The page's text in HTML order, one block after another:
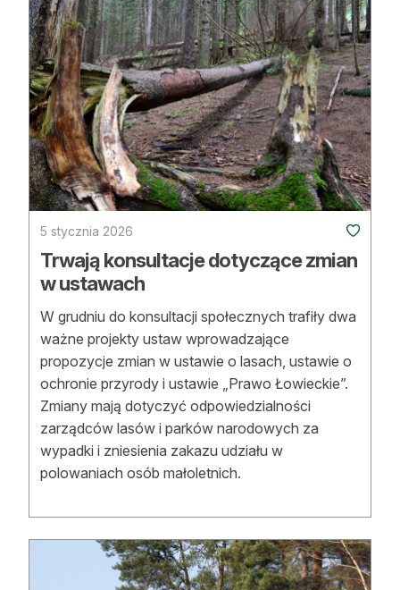
Prenumerata
Reklama
Zostań autorem
Archiwum
Kontakt
5 stycznia 2026
Trwają konsultacje dotyczące zmian
w ustawach
W grudniu do konsultacji społecznych trafiły dwa
ważne projekty ustaw wprowadzające
propozycje zmian w ustawie o lasach, ustawie o
ochronie przyrody i ustawie „Prawo Łowieckie”.
Zmiany mają dotyczyć odpowiedzialności
zarządców lasów i parków narodowych za
wypadki i zniesienia zakazu udziału w
polowaniach osób małoletnich.